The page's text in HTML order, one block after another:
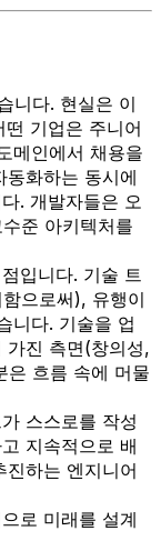
니다. 현실은 이
기업은 주니어
메인에서 채용을
화하는 동시에
. 개발자들은 오
준 아키텍처를
입니다. 기술 트
으로써), 유행이
니다. 기술을 업
가진 측면(창의성,
은 흐름 속에 머물
스스로를 작성
지속적으로 배
하는 엔지니어
로 미래를 설계